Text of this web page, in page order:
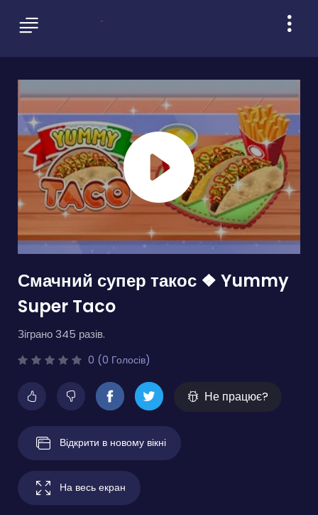
Смачний супер такос ❖ Yummy
Super Taco
Зіграно 345 разів.
0 (0 Голосів)
Не працює?
Відкрити в новому вікні
На весь екран